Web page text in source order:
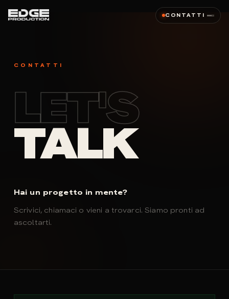
CONTATTI
CONTATTI
LET'S
TALK
Hai un progetto in mente?
Scrivici, chiamaci o vieni a trovarci. Siamo pronti ad
ascoltarti.